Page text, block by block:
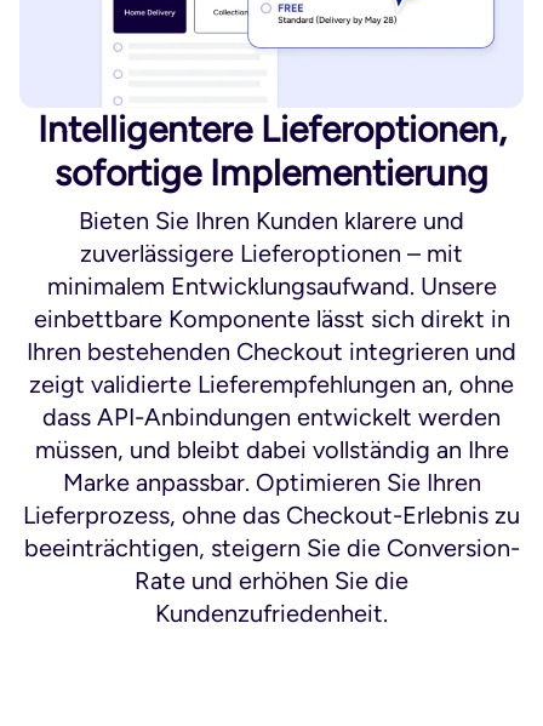
Intelligentere Lieferoptionen,
sofortige Implementierung
Bieten Sie Ihren Kunden klarere und
zuverlässigere Lieferoptionen – mit
minimalem Entwicklungsaufwand. Unsere
einbettbare Komponente lässt sich direkt in
Ihren bestehenden Checkout integrieren und
zeigt validierte Lieferempfehlungen an, ohne
dass API-Anbindungen entwickelt werden
müssen, und bleibt dabei vollständig an Ihre
Marke anpassbar. Optimieren Sie Ihren
Lieferprozess, ohne das Checkout-Erlebnis zu
beeinträchtigen, steigern Sie die Conversion-
Rate und erhöhen Sie die
Kundenzufriedenheit.